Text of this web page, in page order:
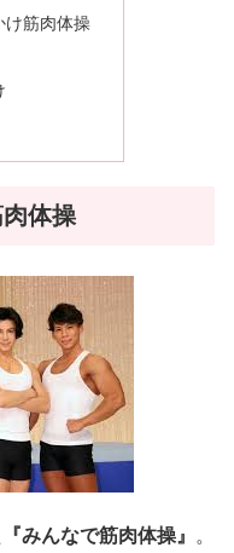
け筋肉体操
体操
『みんなで筋肉体操』 。